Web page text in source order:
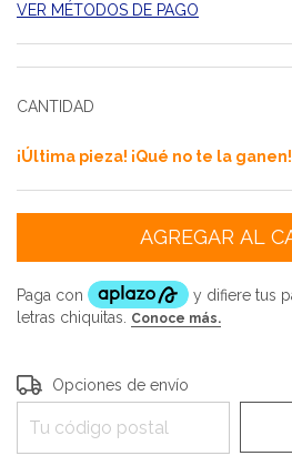
VER MÉTODOS DE PAGO
CANTIDAD
¡Última pieza! ¡Qué no te la ganen!
Entregas para el CP:
Opciones de envío